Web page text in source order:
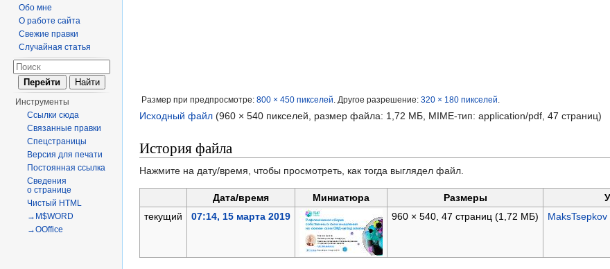
Размер при предпросмотре: 800 × 450 пикселей Другое разрешение: 320 × 180 пикселей
Исходный файл (960 × 540 пикселей, размер файла: 1,72 МБ, MIME-тип: application/pdf , 47 страниц)
История файла
Нажмите на дату/время, чтобы просмотреть, как тогда выглядел файл.
Дата/время Миниатюра Размеры
текущий
07:14, 15 марта 2019 960 × 540, 47 страниц (1,72 МБ) MaksTsepkov
Обо мне
О работе сайта
Свежие правки
Случайная статья
Инструменты
Ссылки сюда
Связанные правки
Спецстраницы
Версия для печати
Постоянная ссылка
Сведения
о странице
Чистый HTML
→M$WORD
→OOffice